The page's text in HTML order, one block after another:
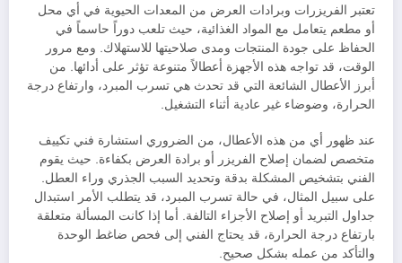
تعتبر الفريزرات وبرادات العرض من المعدات الحيوية في أي محل
أو مطعم يتعامل مع المواد الغذائية، حيث تلعب دوراً حاسماً في
الحفاظ على جودة المنتجات ومدى صلاحيتها للاستهلاك. ومع مرور
الوقت، قد تواجه هذه الأجهزة أعطالاً متنوعة تؤثر على أدائها. من
أبرز الأعطال الشائعة التي قد تحدث هي تسرب المبرد، وارتفاع درجة
الحرارة، وضوضاء غير عادية أثناء التشغيل.
عند ظهور أي من هذه الأعطال، من الضروري استشارة فني تكييف
متخصص لضمان إصلاح الفريزر أو برادة العرض بكفاءة. حيث يقوم
الفني بتشخيص المشكلة بدقة وتحديد السبب الجذري وراء العطل.
على سبيل المثال، في حالة تسرب المبرد، قد يتطلب الأمر استبدال
جداول التبريد أو إصلاح الأجزاء التالفة. أما إذا كانت المسألة متعلقة
بارتفاع درجة الحرارة، قد يحتاج الفني إلى فحص ضاغط الوحدة
والتأكد من عمله بشكل صحيح.